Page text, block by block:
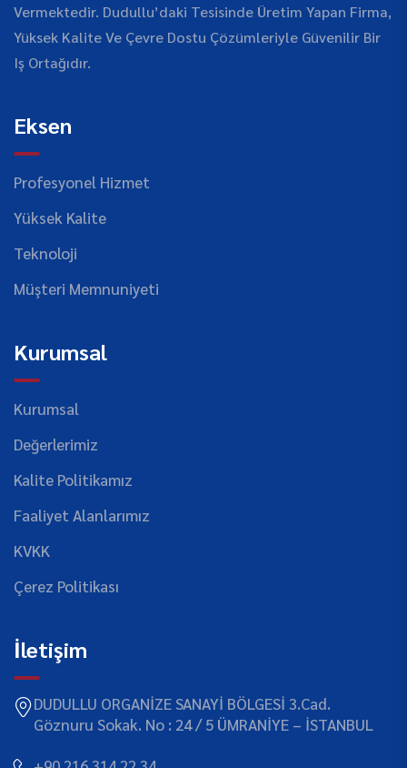
Vermektedir. Dudullu’daki Tesisinde Üretim Yapan Firma,
Yüksek Kalite Ve Çevre Dostu Çözümleriyle Güvenilir Bir
Iş Ortağıdır.
Eksen
Profesyonel Hizmet
Yüksek Kalite
Teknoloji
Müşteri Memnuniyeti
Kurumsal
Kurumsal
Değerlerimiz
Kalite Politikamız
Faaliyet Alanlarımız
KVKK
Çerez Politikası
İletişim
DUDULLU ORGANİZE SANAYİ BÖLGESİ 3.Cad.
Göznuru Sokak. No : 24 / 5 ÜMRANİYE – İSTANBUL